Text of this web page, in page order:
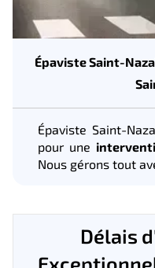
Épaviste Saint-
Épaviste Saint-
pour une
Nous gérons tout
Délais